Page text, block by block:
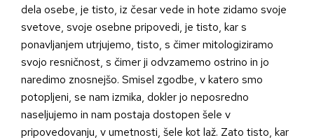
dela osebe, je tisto, iz česar vede in hote zidamo svoje
svetove, svoje osebne pripovedi, je tisto, kar s
ponavljanjem utrjujemo, tisto, s čimer mitologiziramo
svojo resničnost, s čimer ji odvzamemo ostrino in jo
naredimo znosnejšo. Smisel zgodbe, v katero smo
potopljeni, se nam izmika, dokler jo neposredno
naseljujemo in nam postaja dostopen šele v
pripovedovanju, v umetnosti, šele kot laž. Zato tisto, kar